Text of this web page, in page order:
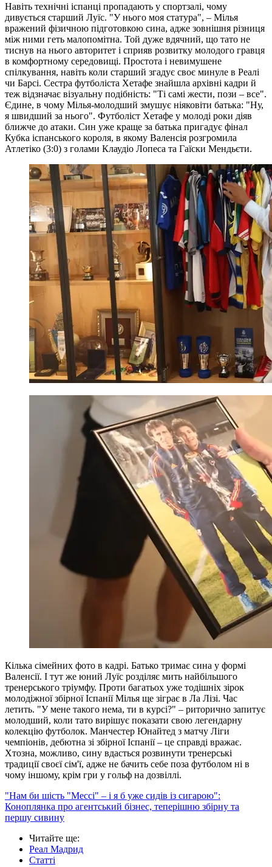
Навіть технічні іспанці пропадають у спортзалі, чому
дивується старший Луїс. "У нього моя статура", – Мілья
вражений фізичною підготовкою сина, адже зовнішня різниця
між ними геть малопомітна. Той дуже вдячний, що тато не
тиснув на нього авторитет і сприяв розвитку молодого гравця
в комфортному середовищі. Простота і невимушене
спілкування, навіть коли старший згадує своє минуле в Реалі
чи Барсі. Сестра футболіста Хетафе знайшла архівні кадри й
теж відзначає візуальну подібність: "Ті самі жести, пози – все".
Єдине, в чому Мілья-молодший змушує ніяковіти батька: "Ну,
я швидший за нього". Футболіст Хетафе у молоді роки діяв
ближче до атаки. Син уже краще за батька пригадує фінал
Кубка іспанського короля, в якому Валенсія розгромила
Атлетіко (3:0) з голами Клаудіо Лопеса та Гаїски Мендьєти.
Кілька сімейних фото в кадрі. Батько тримає сина у формі
Валенсії. І тут же юний Луїс розділяє мить найбільшого
тренерського тріумфу. Проти багатьох уже тодішніх зірок
молодіжної збірної Іспанії Мілья ще зіграє в Ла Лізі. Час
летить. "У мене такого нема, ти в курсі?" – риторично запитує
молодший, коли тато вирішує показати свою легендарну
колекцію футболок. Манчестер Юнайтед з матчу Ліги
чемпіонів, дебютна зі збірної Іспанії – це справді вражає.
Хтозна, можливо, сину вдасться розвинути тренерські
традиції своєї сім'ї, адже не бачить себе поза футболом ні в
чому іншому, крім гри у гольф на дозвіллі.
"Нам би шість "Мессі" – і я б уже сидів із сигарою":
Коноплянка про агентський бізнес, теперішню збірну та
першу сивину
Читайте ще:
Реал Мадрид
Статті